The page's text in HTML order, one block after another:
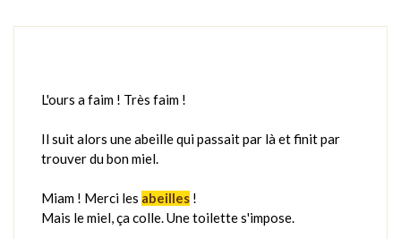
L'ours a faim ! Très faim !
Il suit alors une abeille qui passait par là et finit par
trouver du bon miel.
Miam ! Merci les abeilles !
Mais le miel, ça colle. Une toilette s'impose.